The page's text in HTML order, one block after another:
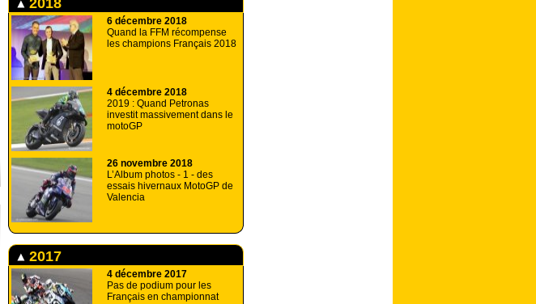
6 décembre 2018
Quand la FFM récompense
les champions Français 2018
4 décembre 2018
2019 : Quand Petronas
investit massivement dans le
motoGP
26 novembre 2018
L’Album photos - 1 - des
essais hivernaux MotoGP de
Valencia
2017
4 décembre 2017
Pas de podium pour les
Français en championnat